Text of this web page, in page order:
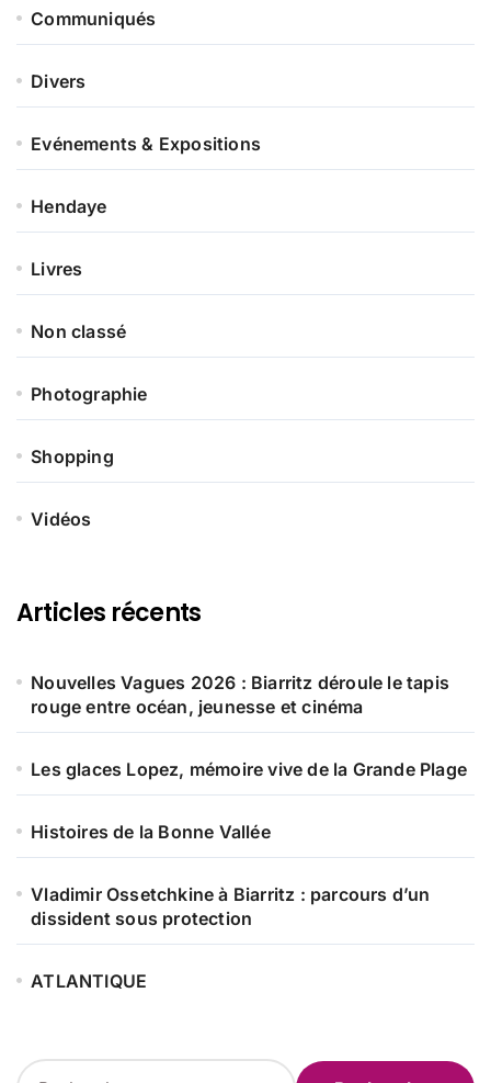
Communiqués
Divers
Evénements & Expositions
Hendaye
Livres
Non classé
Photographie
Shopping
Vidéos
Articles récents
Nouvelles Vagues 2026 : Biarritz déroule le tapis
rouge entre océan, jeunesse et cinéma
Les glaces Lopez, mémoire vive de la Grande Plage
Histoires de la Bonne Vallée
Vladimir Ossetchkine à Biarritz : parcours d’un
dissident sous protection
ATLANTIQUE
R